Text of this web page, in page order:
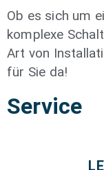
Ob es sich um
komplexe
Art von
für Sie da!
Service